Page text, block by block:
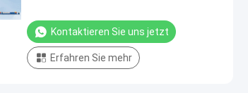
Kontaktieren Sie uns jetzt
Erfahren Sie mehr